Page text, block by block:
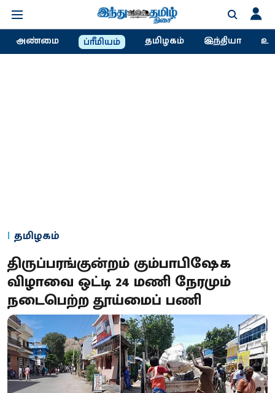
அண்மை ப்ரீமியம் தமிழகம் இந்தியா
தமிழகம்
திருப்பரங்குன்றம் கும்பாபிஷேக
விழாவை ஒட்டி 24 மணி நேரமும்
நடைபெற்ற தூய்மைப் பணி